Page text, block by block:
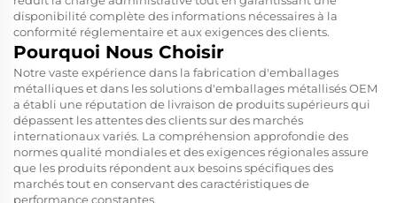
disponibilité complète des informations nécessaires à la
conformité réglementaire et aux exigences des clients.
Pourquoi Nous Choisir
Notre vaste expérience dans la fabrication d'emballages
métalliques et dans les solutions d'emballages métallisés OEM
a établi une réputation de livraison de produits supérieurs qui
dépassent les attentes des clients sur des marchés
internationaux variés. La compréhension approfondie des
normes qualité mondiales et des exigences régionales assure
que les produits répondent aux besoins spécifiques des
marchés tout en conservant des caractéristiques de
performance constantes.